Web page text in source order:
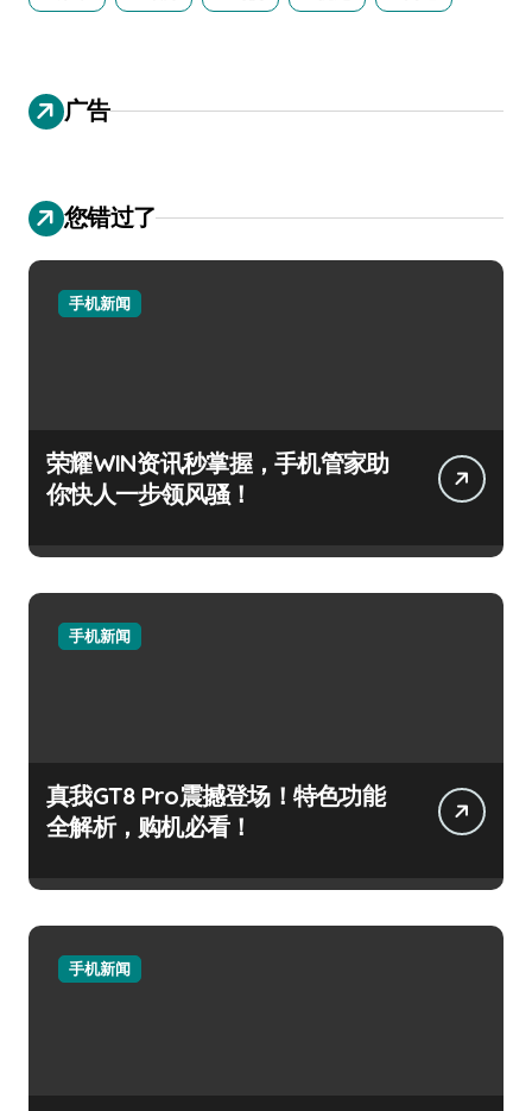
广告
您错过了
手机新闻
荣耀WIN资讯秒掌握，手机管家助
你快人一步领风骚！
手机新闻
真我GT8 Pro震撼登场！特色功能
全解析，购机必看！
手机新闻